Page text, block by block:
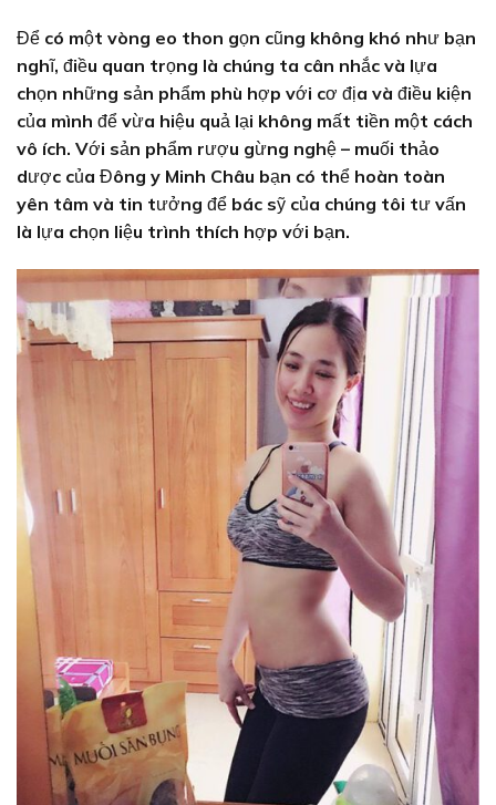
Để có một vòng eo thon gọn cũng không khó như bạn
nghĩ, điều quan trọng là chúng ta cân nhắc và lựa
chọn những sản phẩm phù hợp với cơ địa và điều kiện
của mình để vừa hiệu quả lại không mất tiền một cách
vô ích. Với sản phẩm rượu gừng nghệ – muối thảo
dược của Đông y Minh Châu bạn có thể hoàn toàn
yên tâm và tin tưởng để bác sỹ của chúng tôi tư vấn
là lựa chọn liệu trình thích hợp với bạn.